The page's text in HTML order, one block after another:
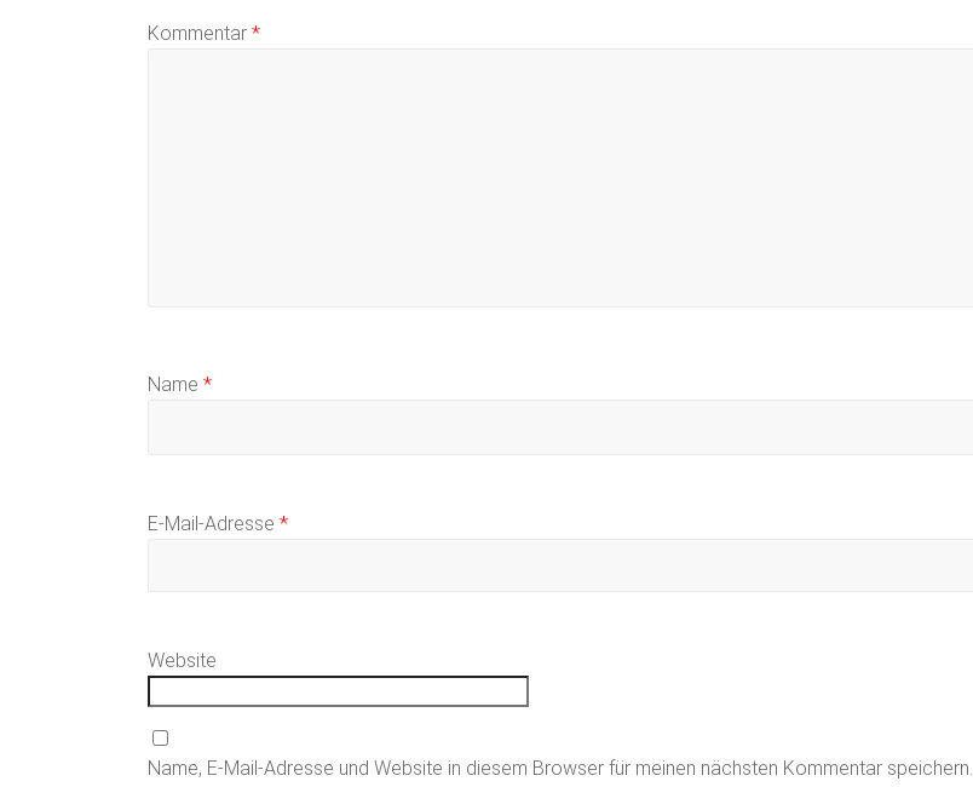
Kommentar *
Name *
E-Mail-Adresse *
Website
Name, E-Mail-Adresse und Website in diesem Browser für meinen nächsten Kommentar speichern.